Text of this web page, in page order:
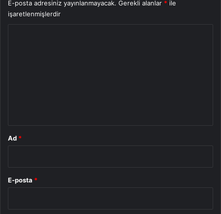
E-posta adresiniz yayınlanmayacak. Gerekli alanlar * ile
işaretlenmişlerdir
Ad *
E-posta *